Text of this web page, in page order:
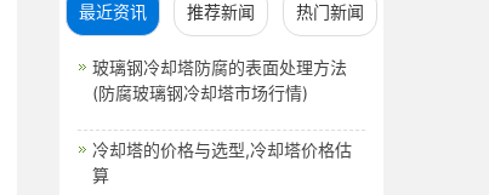
最近资讯 推荐新闻 热门新闻
玻璃钢冷却塔防腐的表面处理方法
(防腐玻璃钢冷却塔市场行情)
冷却塔的价格与选型,冷却塔价格估
算